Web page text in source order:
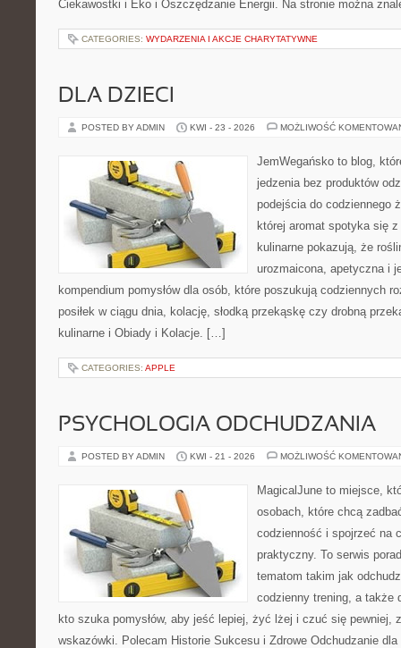
Ciekawostki i Eko i Oszczędzanie Energii. Na stronie można
CATEGORIES: WYDARZENIA I AKCJE CHARYTATYWNE
DLA DZIECI
POSTED BY ADMIN KWI - 23 - 2026 MOŻLIWOŚĆ
JemWegańsko to blog,
jedzenia bez produktów
podejścia do codziennego
której aromat spotyka się
kulinarne pokazują, że
urozmaicona, apetyczna i
kompendium pomysłów dla osób, które poszukują codziennych
posiłek w ciągu dnia, kolację, słodką przekąskę czy drobną
kulinarne i Obiady i Kolacje. […]
CATEGORIES: APPLE
PSYCHOLOGIA ODCHUDZANIA
POSTED BY ADMIN KWI - 21 - 2026 MOŻLIWOŚĆ
MagicalJune to miejsce,
osobach, które chcą
codzienność i spojrzeć na
praktyczny. To serwis
tematom takim jak
codzienny trening, a także
kto szuka pomysłów, aby jeść lepiej, żyć lżej i czuć się pewniej,
wskazówki. Polecam Historie Sukcesu i Zdrowe Odchudzanie